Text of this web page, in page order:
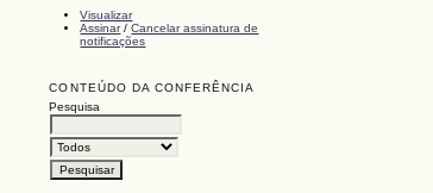
Visualizar
Assinar/Cancelar assinatura de
notificações
CONTEÚDO DA CONFERÊNCIA
Pesquisa